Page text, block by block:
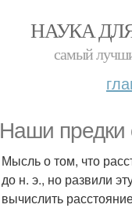
НАУКА
самый
Наши предки
Мысль о том, что
до н. э., но развили
вычислить